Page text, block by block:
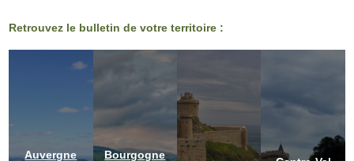
Retrouvez le bulletin de votre territoire :
Auvergne
Bourgogne